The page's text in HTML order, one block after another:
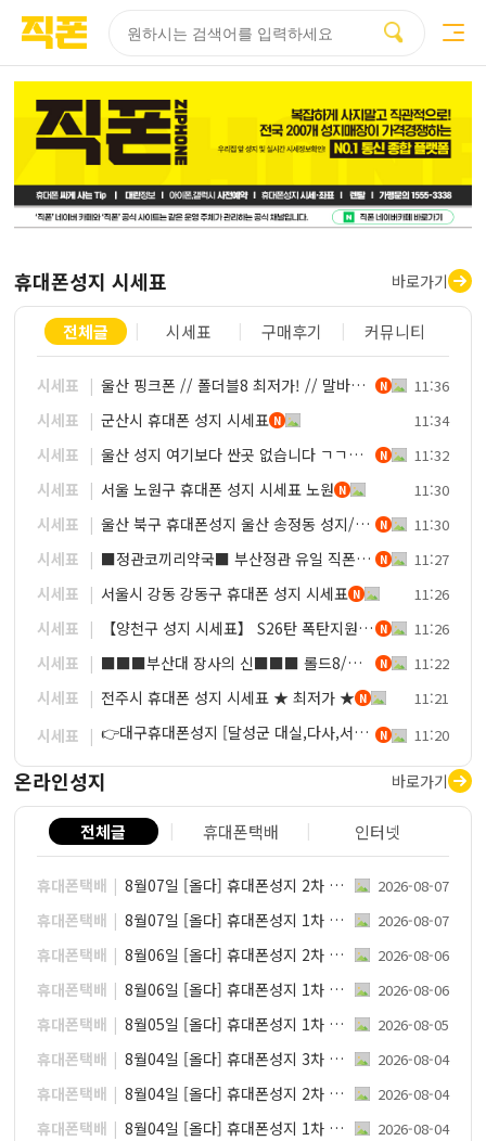
휴대폰성지 시세표 바로가기
전체글 시세표 구매후기 커뮤니티
시세표 울산 핑크폰 // 폴더블8 최저가! // 말바뀜 절대없음 // 8월 역대 최저가! // 다른곳 볼 필요 없습니다 // 여기가 젤싸요 !! N 11:36
시세표 군산시 휴대폰 성지 시세표 N 11:34
시세표 울산 성지 여기보다 싼곳 없습니다 ㄱㄱㄱㄱ 폴더블 사전예약 ㄱㄱㄱㄱ이동 S26,S25 가격 미쳤다 ㄱㄱㄱㄱㄱㄱ 이동 특가 미쳤다 ㄱㄱㄱㄱ키즈폰 차비대란 ㄱㄱㄱㄱㄱ N 11:32
시세표 서울 노원구 휴대폰 성지 시세표 노원 N 11:30
시세표 울산 북구 휴대폰성지 울산 송정동 성지//3사 S26 특가 얼른확인하세요//말바뀜 절대없음//지원금 최대//늦기전에 얼른 확인하세요 N 11:30
시세표 ■정관코끼리약국■ 부산정관 유일 직폰 !! 시세표 그대로 ㄱㄱㄱ 말바뀌는거없음❌ 인터넷 TV 정수기렌탈 차비 맛집💵 N 11:27
시세표 서울시 강동 강동구 휴대폰 성지 시세표 N 11:26
시세표 【양천구 성지 시세표】 S26탄 폭탄지원금 『폴더블7탄 25탄 아이폰17탄 재고 대량보유』 주차O / 반납X / 재고당일수령 / 당일개통 최저가보장 / 인터넷+TV 최대지원 보장 N 11:26
시세표 ■■■부산대 장사의 신■■■ 롤드8/플립8 싸우스코리아 내에서 제일 쌉니다~~~~~~~~~~~~!!!!!!!!!!!!!!! N 11:22
시세표 전주시 휴대폰 성지 시세표 ★ 최저가 ★ N 11:21
시세표 👉대구휴대폰성지 [달성군 대실,다사,서재,세천,현풍,화원,고령,성주,옥포 직폰] 🔥최대 할인🔥 *직폰제휴점* 상조가입X도어가드X제휴카드X기기반납X(직폰대실다사점) 👉직폰다사점 N 11:20
온라인성지 바로가기
전체글 휴대폰택배 인터넷
휴대폰택배 8월07일 [올다] 휴대폰성지 2차 시세표 / 선배송 후 결제 / 전국택배 가장 저렴합니다 2026-08-07
휴대폰택배 8월07일 [올다] 휴대폰성지 1차 시세표 / 선배송 후 결제 / 전국택배 가장 저렴합니다 2026-08-07
휴대폰택배 8월06일 [올다] 휴대폰성지 2차 시세표 / 선배송 후 결제 / 전국택배 가장 저렴합니다 2026-08-06
휴대폰택배 8월06일 [올다] 휴대폰성지 1차 시세표 / 선배송 후 결제 / 전국택배 가장 저렴합니다 2026-08-06
휴대폰택배 8월05일 [올다] 휴대폰성지 1차 시세표 / 선배송 후 결제 / 전국택배 가장 저렴합니다 2026-08-05
휴대폰택배 8월04일 [올다] 휴대폰성지 3차 시세표 / 선배송 후 결제 / 전국택배 가장 저렴합니다 2026-08-04
휴대폰택배 8월04일 [올다] 휴대폰성지 2차 시세표 / 선배송 후 결제 / 전국택배 가장 저렴합니다 2026-08-04
휴대폰택배 8월04일 [올다] 휴대폰성지 1차 시세표 / 선배송 후 결제 / 전국택배 가장 저렴합니다 2026-08-04
페이지
페이지
페이지
페이지